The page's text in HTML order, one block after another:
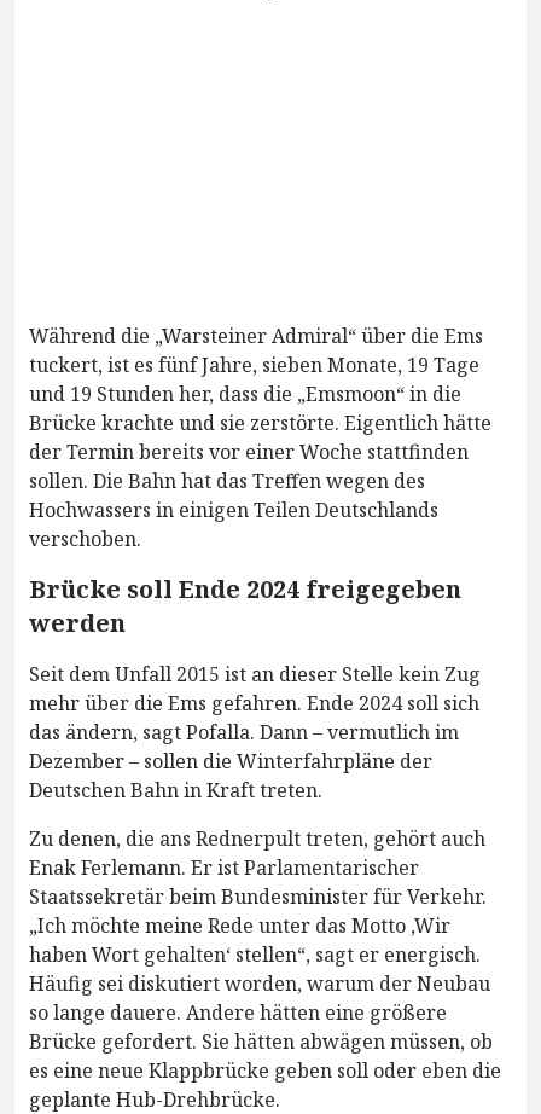
Während die „Warsteiner Admiral“ über die Ems
tuckert, ist es fünf Jahre, sieben Monate, 19 Tage
und 19 Stunden her, dass die „Emsmoon“ in die
Brücke krachte und sie zerstörte. Eigentlich hätte
der Termin bereits vor einer Woche stattfinden
sollen. Die Bahn hat das Treffen wegen des
Hochwassers in einigen Teilen Deutschlands
verschoben.
Brücke soll Ende 2024 freigegeben
werden
Seit dem Unfall 2015 ist an dieser Stelle kein Zug
mehr über die Ems gefahren. Ende 2024 soll sich
das ändern, sagt Pofalla. Dann – vermutlich im
Dezember – sollen die Winterfahrpläne der
Deutschen Bahn in Kraft treten.
Zu denen, die ans Rednerpult treten, gehört auch
Enak Ferlemann. Er ist Parlamentarischer
Staatssekretär beim Bundesminister für Verkehr.
„Ich möchte meine Rede unter das Motto ,Wir
haben Wort gehalten‘ stellen“, sagt er energisch.
Häufig sei diskutiert worden, warum der Neubau
so lange dauere. Andere hätten eine größere
Brücke gefordert. Sie hätten abwägen müssen, ob
es eine neue Klappbrücke geben soll oder eben die
geplante Hub-Drehbrücke.